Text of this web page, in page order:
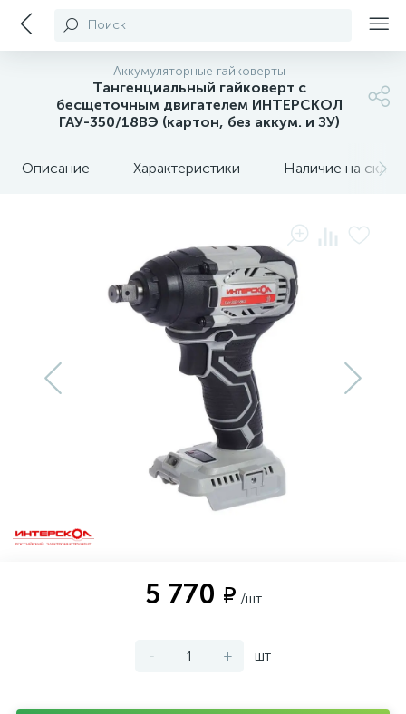
Поиск
Аккумуляторные гайковерты
Тангенциальный гайковерт с
бесщеточным двигателем ИНТЕРСКОЛ
ГАУ-350/18ВЭ (картон, без аккум. и ЗУ)
Описание Характеристики Наличие на
5 770 ₽ /шт
- + шт